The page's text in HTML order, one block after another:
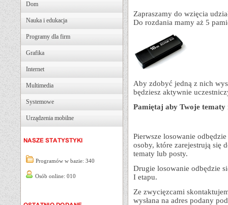
Dom
Nauka i edukacja
Programy dla firm
Grafika
Internet
Multimedia
Systemowe
Urządzenia mobilne
Programów w bazie: 340
Osób online: 010
Zapraszamy do wzięcia
Do rozdania mamy aż 5
Aby zdobyć jedną z nich
będziesz aktywnie
Pamiętaj aby Twoje tematy
Pierwsze losowanie
osoby, które zarejestrują się
tematy lub posty.
Drugie losowanie odbędzie
I etapu.
Ze zwycięzcami
wysłana na adres podany